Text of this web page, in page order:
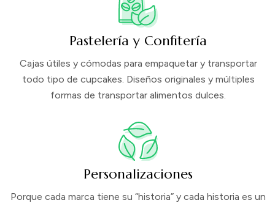
Pastelería y Confitería
Cajas útiles y cómodas para empaquetar y transportar
todo tipo de cupcakes. Diseños originales y múltiples
formas de transportar alimentos dulces.
Personalizaciones
Porque cada marca tiene su “historia” y cada historia es un